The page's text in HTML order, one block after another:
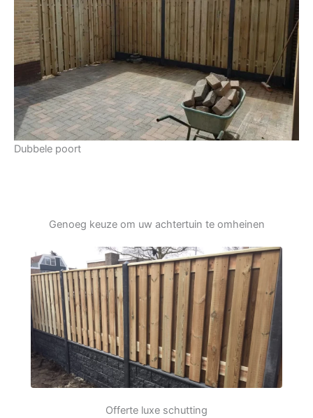
Dubbele poort
Genoeg keuze om uw achtertuin te omheinen
Offerte luxe schutting